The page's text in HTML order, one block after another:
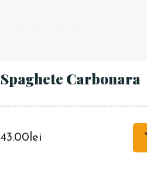
Spaghete Carbonara
43.00lei